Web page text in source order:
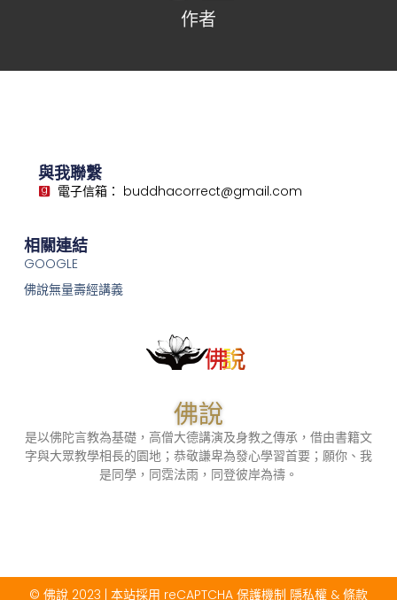
作者
佛說
是以佛陀言教為基礎，高僧大德講演及身教之傳承，借由書籍文
字與大眾教學相長的園地；恭敬謙卑為發心學習首要；願你、我
是同學，同霑法雨，同登彼岸為禱。
與我聯繫
電子信箱： buddhacorrect@gmail.com
相關連結
GOOGLE
佛說無量壽經講義
© 佛說 2023 | 本站採用 reCAPTCHA 保護機制 隱私權 & 條款